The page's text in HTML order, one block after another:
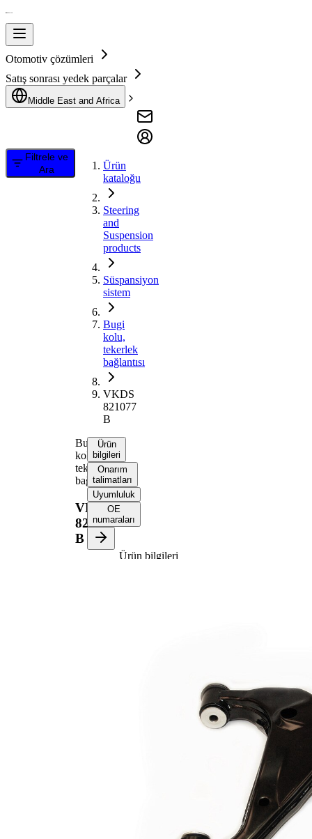
Otomotiv çözümleri
Satış sonrası yedek parçalar
Middle East and Africa
Filtrele ve
Ara
Ürün
kataloğu
Steering
and
Suspension
products
Süspansiyon
sistem
Bugi
kolu,
tekerlek
bağlantısı
VKDS
821077
B
Bugi
kolu,
tekerlek
bağlantısı
VKDS
821077
B
Ürün
bilgileri
Onarım
talimatları
Uyumluluk
OE
numaraları
Ürün bilgileri